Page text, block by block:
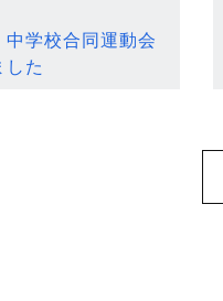
中学校合同運動会
した